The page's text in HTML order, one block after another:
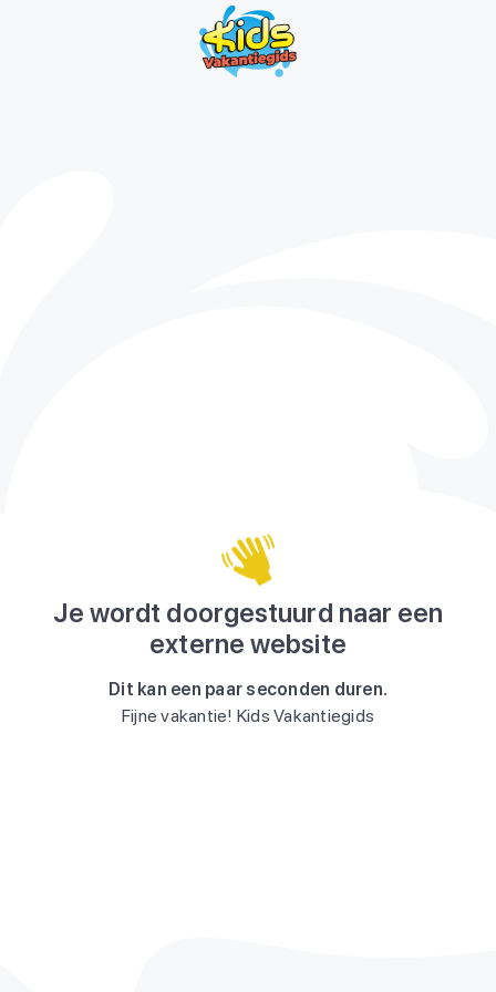
Je wordt doorgestuurd naar een
externe website
Dit kan een paar seconden duren.
Fijne vakantie! Kids Vakantiegids